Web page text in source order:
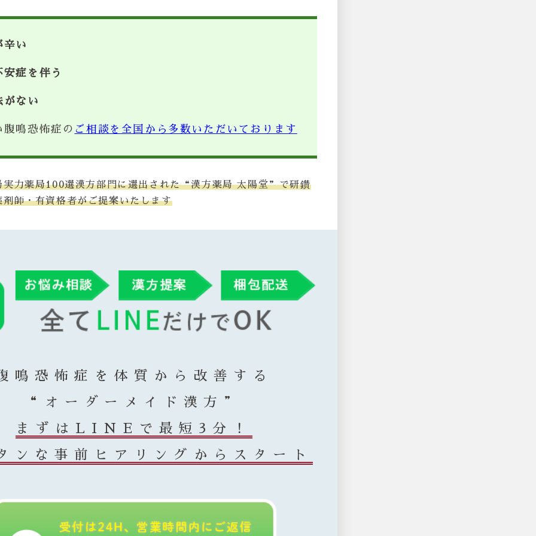
辛い
安症を伴う
がない
腹鳴恐怖症の ご相談を全国から多数いただいております
力薬局100選漢方部門に選出された“漢方薬局 太陽堂”で研鑽
剤師・有資格者がご提案いたします
鳴恐怖症を体質から改善する
“オーダーメイド漢方”
まずはLINEで最短3分！
ンな事前ヒアリングからスタート